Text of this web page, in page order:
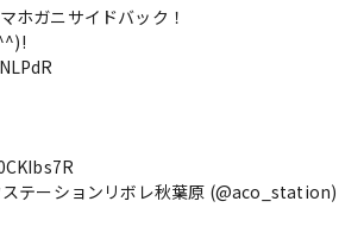
ホガニサイドバック！
テーションリボレ秋葉原 (@aco_station)